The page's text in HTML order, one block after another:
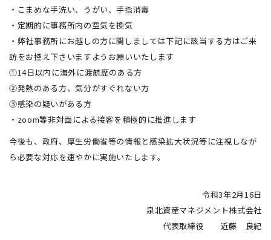
・こまめな手洗い、うがい、手指消毒
・定期的に事務所内の空気を換気
・弊社事務所にお越しの方に関しましては下記に該当する方はご来
訪をお控え下さいますようお願いいたします
①14日以内に海外に渡航歴のある方
②発熱のある方、気分がすぐれない方
③感染の疑いがある方
・zoom等非対面による接客を積極的に推進します
今後も、政府、厚生労働省等の情報と感染拡大状況等に注視しなが
ら必要な対応を速やかに実施いたします。
令和3年2月16日
泉北資産マネジメント株式会社
代表取締役 近藤 良紀